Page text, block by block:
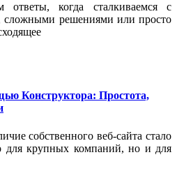
когда сталкиваемся с
сложными решениями или просто
Конструктора: Простота,
собственного веб-сайта стало
для крупных компаний, но и для